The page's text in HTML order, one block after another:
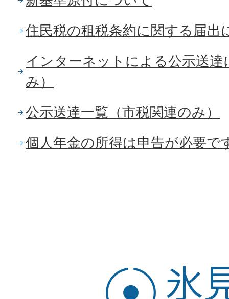
住民税の租税条約に関する届出
インターネットによる公示送
み）
公示送達一覧（市税関連のみ）
個人年金の所得は申告が必要で
氷
見